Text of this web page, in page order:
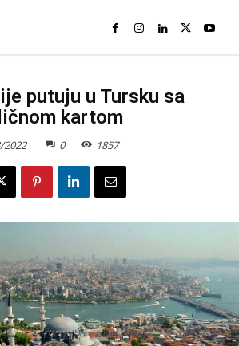
putuju u Tursku sa
kartom
2022 0 1857